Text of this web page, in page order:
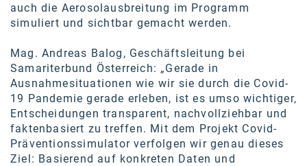
auch die Aerosolausbreitung im Programm
simuliert und sichtbar gemacht werden.
Mag. Andreas Balog, Geschäftsleitung bei
Samariterbund Österreich: „Gerade in
Ausnahmesituationen wie wir sie durch die Covid-
19 Pandemie gerade erleben, ist es umso wichtiger,
Entscheidungen transparent, nachvollziehbar und
faktenbasiert zu treffen. Mit dem Projekt Covid-
Präventionssimulator verfolgen wir genau dieses
Ziel: Basierend auf konkreten Daten und